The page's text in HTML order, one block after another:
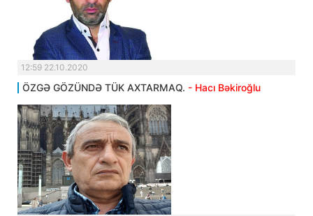
12:59 22.10.2020
ÖZGƏ GÖZÜNDƏ TÜK AXTARMAQ. - Hacı Bəkiroğlu